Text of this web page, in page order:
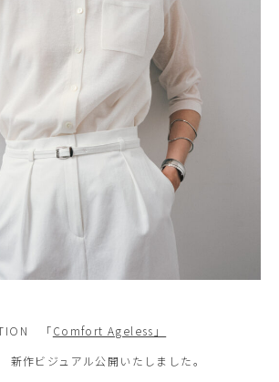
「Comfort Ageless」
作ビジュアル公開いたしました。